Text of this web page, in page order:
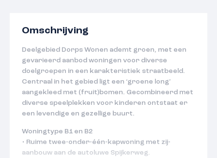
Omschrijving
Deelgebied Dorps Wonen ademt groen, met een
gevarieerd aanbod woningen voor diverse
doelgroepen in een karakteristiek straatbeeld.
Centraal in het gebied ligt een ‘groene long’
aangekleed met (fruit)bomen. Gecombineerd met
diverse speelplekken voor kinderen ontstaat er
een levendige en gezellige buurt.
Woningtype B1 en B2
• Ruime twee-onder-één-kapwoning met zij-
aanbouw aan de autoluwe Spijkerweg.